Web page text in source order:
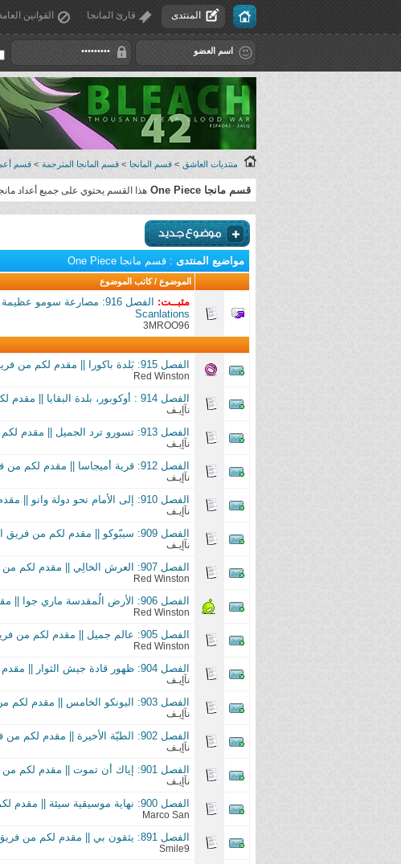
المنتدى قارئ المانجا القوانين
منتديات العاشق > قسم المانجا > قسم المانجا المترجمة > قسم
قسم مانجا One Piece هذا القسم يحتوي على جميع أعداد
مواضيع المنتدى : قسم مانجا One Piece
الموضوع /كاتب الموضوع
مثبــت:
Scanlations
3MROO96
الفصل 915: بَلدة باكورا || مقدم لكم من فريق العاشق للمانجا ||3asq Manga Scanlations
Red Winston
الفصل 914 : أوكوبور، بلدة البقايا || مقدم لكم من فريق العاشق للمانجا ||3asq Manga Scanlations
نآإيـف
الفصل 913: تسورو ترد الجميل || مقدم لكم من فريق العاشق للمانجا ||3asq Manga Scanlations
نآإيـف
الفصل 912: قرية أميجاسا || مقدم لكم من فريق العاشق للمانجا ||3asq Manga Scanlations
نآإيـف
الفصل 910: إلى الأمام نحو دولة وانو || مقدم لكم من فريق العاشق للمانجا ||3asq Manga Scanlations
نآإيـف
الفصل 909: سيبّوكو || مقدم لكم من فريق العاشق للمانجا ||3asq Manga Scanlations
نآإيـف
الفصل 907: العرش الخالِي || مقدم لكم من فريق العاشق للمانجا ||3asq Manga Scanlations
Red Winston
الفصل 906: الأرض الُمقدسة ماري جوا || مقدم لكم من فريق العاشق للمانجا ||3asq Manga Scanlations
Red Winston
الفصل 905: عالم جميل || مقدم لكم من فريق العاشق للمانجا ||3asq Manga Scanlations
Red Winston
الفصل 904: ظهور قادة جيش الثوار || مقدم لكم من فريق العاشق للمانجا ||3asq Manga Scanlations
نآإيـف
الفصل 903: اليونكو الخامس || مقدم لكم من فريق العاشق للمانجا ||3asq Manga Scanlations
نآإيـف
الفصل 902: الطيّة الأخيرة || مقدم لكم من فريق العاشق للمانجا ||3asq Manga Scanlations
نآإيـف
الفصل 901: إياك أن تموت || مقدم لكم من فريق العاشق للمانجا ||3asq Manga Scanlations
نآإيـف
الفصل 900: نهاية موسيقية سيئة || مقدم لكم من فريق العاشق للمانجا ||3asq Manga
Marco San
الفصل 891: يثقون بي || مقدم لكم من فريق العاشق للمانجا ||3asq Manga Scanlations
Smile9